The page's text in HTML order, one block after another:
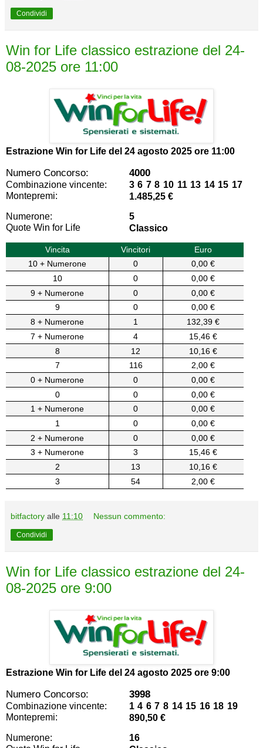
Condividi
Win for Life classico estrazione del 24-
08-2025 ore 11:00
Estrazione Win for Life del 24 agosto 2025 ore 11:00
Numero Concorso: 4000
Combinazione vincente:
3 6 7 8 10 11 13 14 15 17
Montepremi:
1.485,25 €
Numerone:
5
Quote Win for Life
Classico
Vincita Vincitori
Euro
10 + Numerone
0
0,00 €
10
0
0,00 €
9 + Numerone
0
0,00 €
9
0
0,00 €
8 + Numerone
1
132,39 €
7 + Numerone
4
15,46 €
8
12
10,16 €
7
116
2,00 €
0 + Numerone
0
0,00 €
0
0
0,00 €
1 + Numerone
0
0,00 €
1
0
0,00 €
2 + Numerone
0
0,00 €
3 + Numerone
3
15,46 €
2
13
10,16 €
3
54 2,00 €
bitfactory alle 11:10 Nessun commento:
Condividi
Win for Life classico estrazione del 24-
08-2025 ore 9:00
Estrazione Win for Life del 24 agosto 2025 ore 9:00
Numero Concorso: 3998
Combinazione vincente:
1 4 6 7 8 14 15 16 18 19
Montepremi:
890,50 €
Numerone:
16